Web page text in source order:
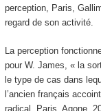
perception, Paris,
regard de son activité.
La perception
pour W. James, « la
le type de cas dans
l’ancien français
radical, Paris, Agone,